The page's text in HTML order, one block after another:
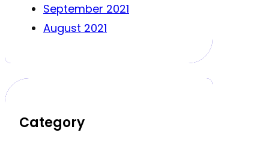
September 2021
August 2021
Category